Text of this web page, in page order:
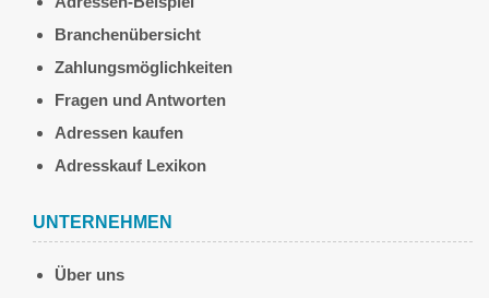
Branchenübersicht
Zahlungsmöglichkeiten
Fragen und Antworten
Adressen kaufen
Adresskauf Lexikon
UNTERNEHMEN
Über uns